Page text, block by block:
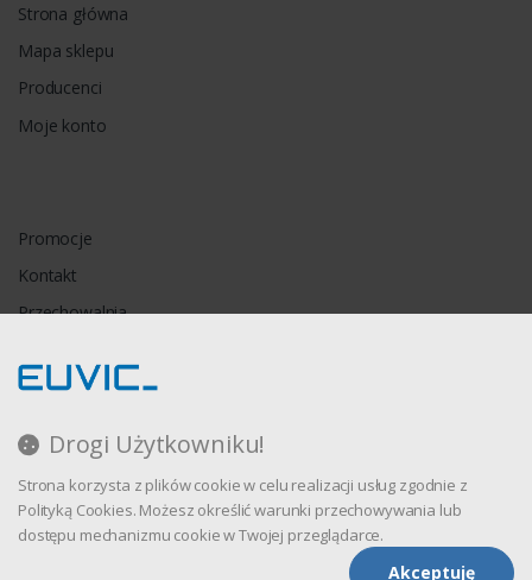
Drogi Użytkowniku!
Strona korzysta z plików cookie w celu realizacji usług zgodnie z
Polityką Cookies. Możesz określić warunki przechowywania lub
dostępu mechanizmu cookie w Twojej przeglądarce.
Akceptuję
Strona główna
Mapa sklepu
Producenci
Moje konto
Promocje
Kontakt
Przechowalnia
Regulamin
Polityka prywatności